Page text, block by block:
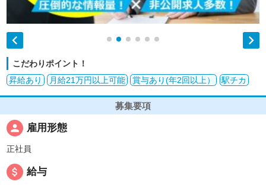
 
こだわりポイント！
昇給あり
月給21万円以上可能 賞与あり(年2回以上） 駅チカ
募集要項
person 雇用形態
正社員
attach_money 給与